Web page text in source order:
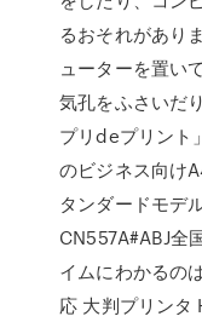
るおそれがあり
ューターを置い
気孔をふさいだ
プリdeプリント
のビジネス向け
タンダードモデ
CN557A#ABJ全
イムにわかるの
応 大判プリン